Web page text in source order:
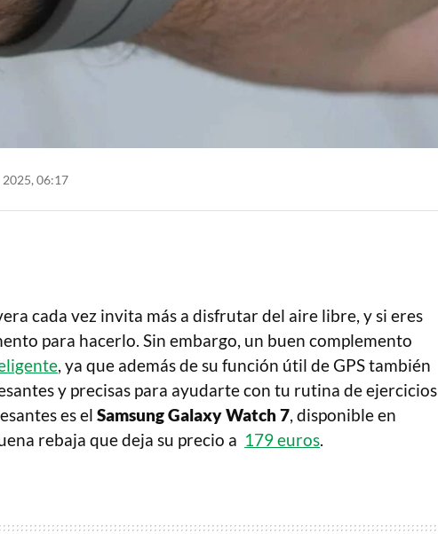
06:17
cada vez invita más a disfrutar del aire libre, y si eres
para hacerlo. Sin embargo, un buen complemento
, ya que además de su función útil de GPS también
y precisas para ayudarte con tu rutina de ejercicios
es el Samsung Galaxy Watch 7, disponible en
rebaja que deja su precio a 179 euros.